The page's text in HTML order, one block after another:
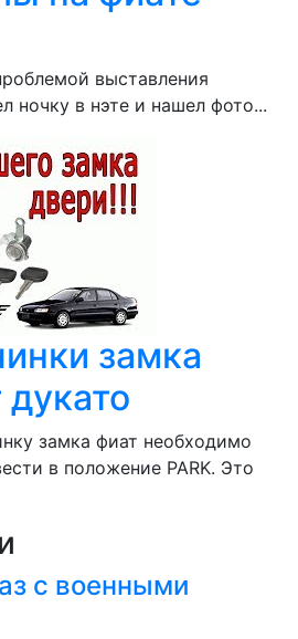
выставления
ночку в нэте и нашел фото...
замка
замка фиат необходимо
в положение PARK. Это
с военными